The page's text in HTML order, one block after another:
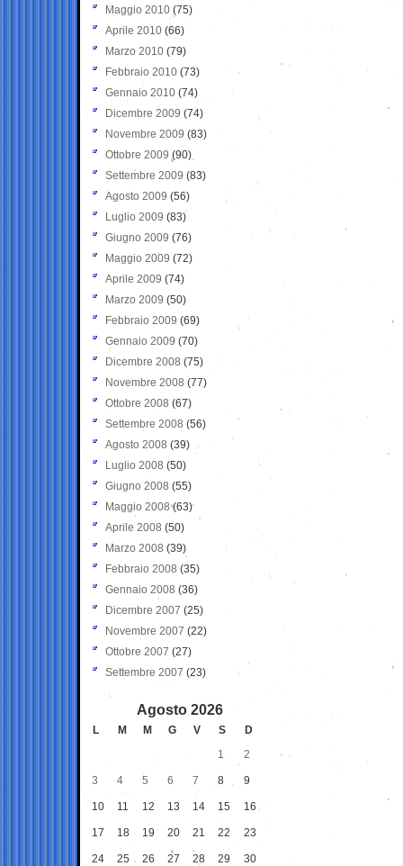
Maggio 2010 (75)
Aprile 2010 (66)
Marzo 2010 (79)
Febbraio 2010 (73)
Gennaio 2010 (74)
Dicembre 2009 (74)
Novembre 2009 (83)
Ottobre 2009 (90)
Settembre 2009 (83)
Agosto 2009 (56)
Luglio 2009 (83)
Giugno 2009 (76)
Maggio 2009 (72)
Aprile 2009 (74)
Marzo 2009 (50)
Febbraio 2009 (69)
Gennaio 2009 (70)
Dicembre 2008 (75)
Novembre 2008 (77)
Ottobre 2008 (67)
Settembre 2008 (56)
Agosto 2008 (39)
Luglio 2008 (50)
Giugno 2008 (55)
Maggio 2008(63)
Aprile 2008 (50)
Marzo 2008 (39)
Febbraio 2008 (35)
Gennaio 2008 (36)
Dicembre 2007 (25)
Novembre 2007 (22)
Ottobre 2007 (27)
Settembre 2007 (23)
Agosto 2026
L M M G V S
D
1
2
3 4 5 6 7 8 9
10 11 12 13 14 15 16
17 18 19 20 21 22 23
24 25 26 27 28 29 30